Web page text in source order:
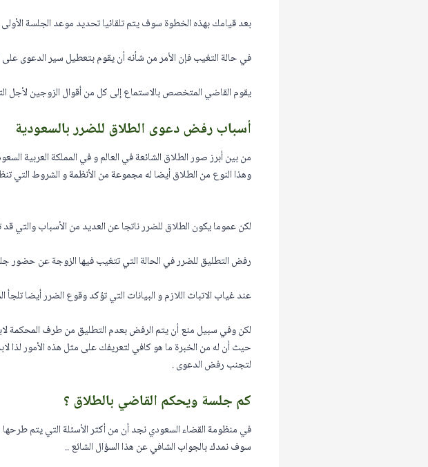
بعد قيامك بهذه الخطوة سوف يتم تلقائيا تحديد موعد الجلسة
في حالة التغيب فإن الأمر من شأنه أن يقوم بتعطيل سير الدعوى على
يقوم القاضي المتخصص بالاستماع إلى كل من أقوال الزوجين لأجل
أسباب رفض دعوى الطلاق للضرر بالسعودية
من بين أبرز صور الطلاق الشائعة في العالم و في المملكة العربية
وهذا النوع من الطلاق أيضا له مجموعة من الأنظمة و الشروط التي
لكن عموما يكون الطلاق للضرر ناتجا عن العديد من الأسباب والتي
رفض التطليق للضرر في الحالة التي تتغيب فيها الزوجة عن حضور
عند غياب الاتباث اللازم و البيانات التي تؤكد وقوع الضرر أيضا
لكن وفي سبيل منع أن يتم الرفض بعدم التطليق من طرف المحكمة
حيث أن له من الخبرة ما هو كافي لتعريفك على مثل هذه الأمور
لتجنب رفض الدعوى .
كم جلسة ويحكم القاضي بالطلاق ؟
في منظومة القضاء السعودي نجد أن من أكثر الأسئلة التي يتم
سوف نمدك بالجواب الشافي عن هذا السؤال الشائع ..